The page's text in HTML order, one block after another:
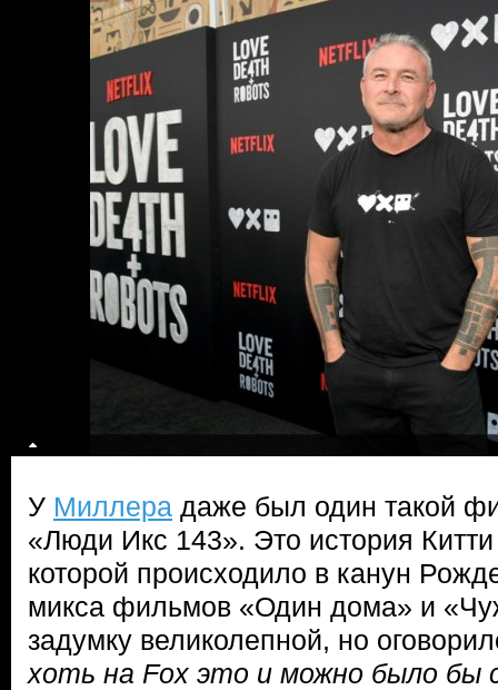
У Миллера даже был один такой
«Люди Икс 143». Это история
которой происходило в канун
микса фильмов «Один дома» и
задумку великолепной, но
хоть на Fox это и можно было бы